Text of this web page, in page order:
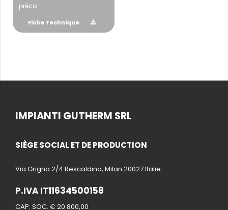
précis
Fiche Technique
IMPIANTI GUTHERM SRL
SIÈGE SOCIAL ET DE PRODUCTION
Via Grigna 2/4 Rescaldina, Milan 20027 Italie
P.IVA IT11634500158
CAP. SOC. € 20.800,00